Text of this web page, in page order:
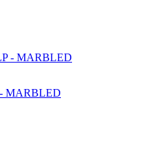
MARBLED